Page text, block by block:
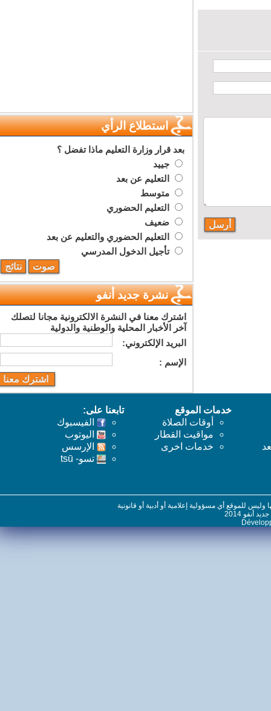
استطلاع الرأي
بعد قرار وزارة التعليم ماذا تفضل ؟
جييد
التعليم عن بعد
متوسط
التعليم الحضوري
ضعيف
التعليم الحضوري والتعليم عن بعد
تأجيل الدخول المدرسي
نشرة جديد أنفو
اشترك معنا في النشرة الالكترونية مجانا لتصلك
آخر الأخبار المحلية والوطنية والدولية
البريد اﻹلكتروني:
اﻹسم :
خدمات الموقع
أوقات الصلاة
مواقيت القطار
خدمات اخرى
تابعنا على:
الفيسبوك
اليوتوب
اﻹرسس
تسو- tsū
للموقع أي مسؤولية إعلامية أو أدبية أو قانونية
2014